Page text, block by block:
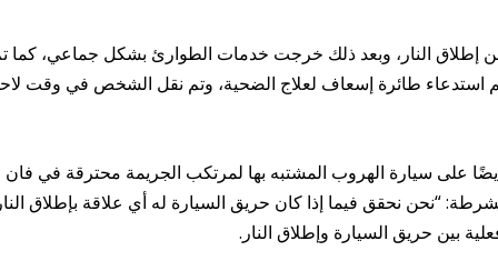
بلاغًا عن إطلاق النار، وبعد ذلك خرجت خدمات الطوارئ بشكل جماعي، كما
استدعاء طائرة إسعاف لعلاج الضحية، وتم نقل الشخص في وقت
على سيارة الهروب المشتبه بها لمرتكب الجريمة محترقة في فان
“نحن نحقق فيما إذا كان حريق السيارة له أي علاقة بإطلاق
بين حريق السيارة وإطلاق النار.